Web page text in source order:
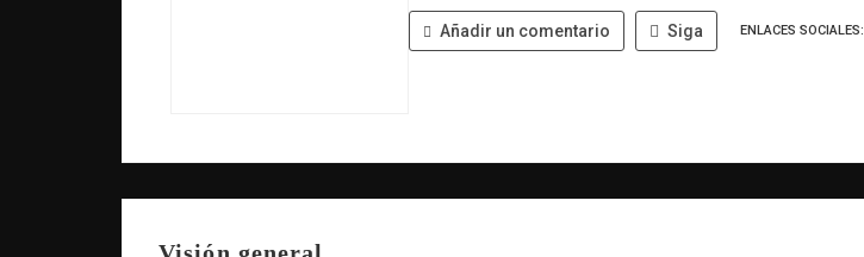
Añadir un comentario Siga ENLACES SOCIALES: